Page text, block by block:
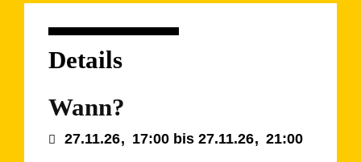
Details
Wann?
27.11.26, 17:00 bis 27.11.26, 21:00